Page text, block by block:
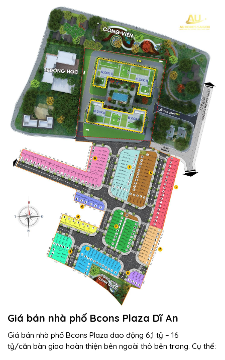
Giá bán nhà phố Bcons Plaza Dĩ An
Giá bán nhà phố Bcons Plaza dao động 6,1 tỷ – 16
tỷ/căn bàn giao hoàn thiện bên ngoài thô bên trong. Cụ thể: